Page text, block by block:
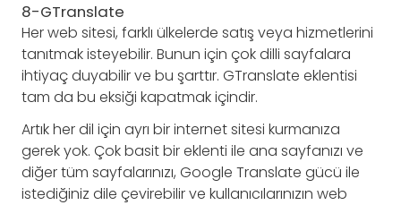
8-GTranslate
Her web sitesi, farklı ülkelerde satış veya hizmetlerini
tanıtmak isteyebilir. Bunun için çok dilli sayfalara
ihtiyaç duyabilir ve bu şarttır. GTranslate eklentisi
tam da bu eksiği kapatmak içindir.
Artık her dil için ayrı bir internet sitesi kurmanıza
gerek yok. Çok basit bir eklenti ile ana sayfanızı ve
diğer tüm sayfalarınızı, Google Translate gücü ile
istediğiniz dile çevirebilir ve kullanıcılarınızın web